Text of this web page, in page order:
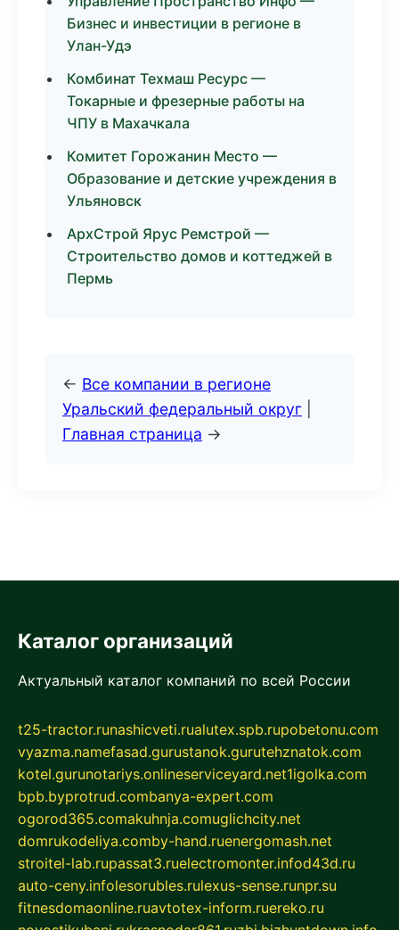
Бизнес и инвестиции в регионе в
Улан-Удэ
Комбинат Техмаш Ресурс —
Токарные и фрезерные работы на
ЧПУ в Махачкала
Комитет Горожанин Место —
Образование и детские учреждения в
Ульяновск
АрхСтрой Ярус Ремстрой —
Строительство домов и коттеджей в
Пермь
← Все компании в регионе
Уральский федеральный округ
Главная страница →
Каталог организаций
Актуальный каталог компаний по всей России
t25-tractor.runashicveti.rualutex.spb.rupobetonu.com
vyazma.namefasad.gurustanok.gurutehznatok.com
kotel.gurunotariys.onlineserviceyard.net1igolka.com
bpb.byprotrud.combanya-expert.com
ogorod365.comakuhnja.comuglichcity.net
domrukodeliya.comby-hand.ruenergomash.net
stroitel-lab.rupassat3.ruelectromonter.infod43d.ru
auto-ceny.infolesorubles.rulexus-sense.runpr.su
fitnesdomaonline.ruavtotex-inform.ruereko.ru